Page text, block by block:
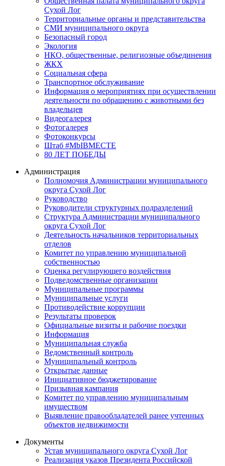
Сухой Лог
Территориальные органы и представительства
СМИ муниципального округа
Безопасный город
Экология
НКО, общественные, религиозные объединения
ЖКХ
Социальная сфера
Транспортное обслуживание
Информация о мероприятиях при осуществлении
деятельности по обращению с животными без
владельцев
Видеогалерея
Фотогалерея
Фотоконкурсы
Штаб #MbIBMECTE
80 ЛЕТ ПОБЕДЫ
Администрация
Полномочия Администрации муниципального
округа Сухой Лог
Руководство
Руководители структурных подразделений
Структура Администрации муниципального
округа Сухой Лог
Деятельность начальников территориальных
отделов
Комитет по управлению муниципальной
собственностью
Оценка регулирующего воздействия
Подведомственные организации
Муниципальные программы
Муниципальные услуги
Противодействие коррупции
Результаты проверок
Официальные визиты и рабочие поездки
Информация
Муниципальная служба
Ведомственный контроль
Муниципальный контроль
Открытые данные
Инициативное бюджетирование
Призывная кампания
Комитет по управлению муниципальным
имуществом
Выявление правообладателей ранее учтенных
объектов недвижимости
Документы
Устав муниципального округа Сухой Лог
Реализация указов Президента Российской